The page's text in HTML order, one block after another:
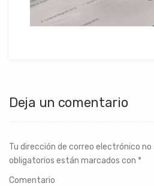
Deja un comentario
Tu dirección de correo electrónico no
obligatorios están marcados con *
Comentario